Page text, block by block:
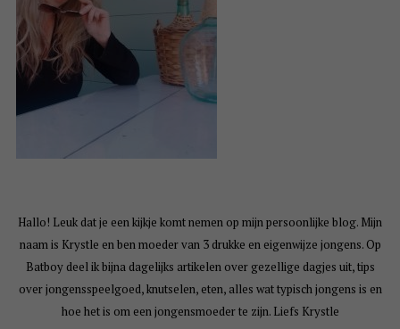
Hallo! Leuk dat je een kijkje komt nemen op mijn persoonlijke blog. Mijn
naam is Krystle en ben moeder van 3 drukke en eigenwijze jongens. Op
Batboy deel ik bijna dagelijks artikelen over gezellige dagjes uit, tips
over jongensspeelgoed, knutselen, eten, alles wat typisch jongens is en
hoe het is om een jongensmoeder te zijn. Liefs Krystle